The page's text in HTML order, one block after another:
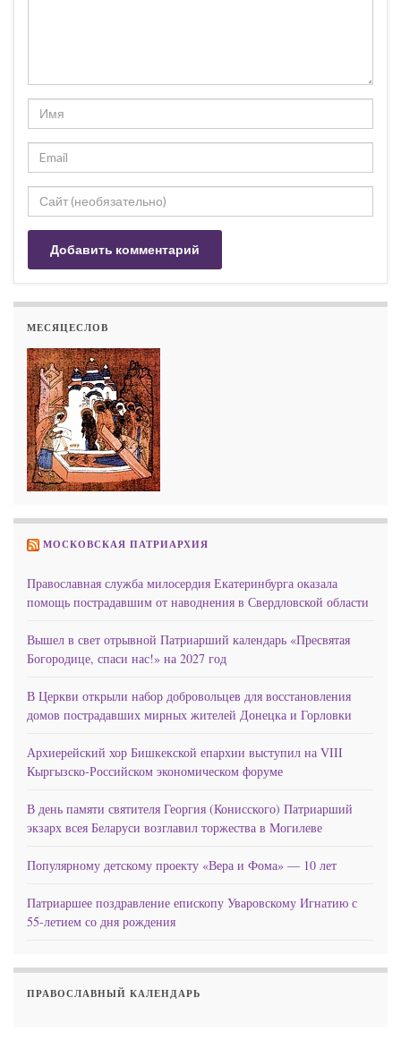
МЕСЯЦЕСЛОВ
МОСКОВСКАЯ ПАТРИАРХИЯ
Православная служба милосердия Екатеринбурга оказала
помощь пострадавшим от наводнения в Свердловской области
Вышел в свет отрывной Патриарший календарь «Пресвятая
Богородице, спаси нас!» на 2027 год
В Церкви открыли набор добровольцев для восстановления
домов пострадавших мирных жителей Донецка и Горловки
Архиерейский хор Бишкекской епархии выступил на VIII
Кыргызско-Российском экономическом форуме
В день памяти святителя Георгия (Конисского) Патриарший
экзарх всея Беларуси возглавил торжества в Могилеве
Популярному детскому проекту «Вера и Фома» — 10 лет
Патриаршее поздравление епископу Уваровскому Игнатию с
55-летием со дня рождения
ПРАВОСЛАВНЫЙ КАЛЕНДАРЬ